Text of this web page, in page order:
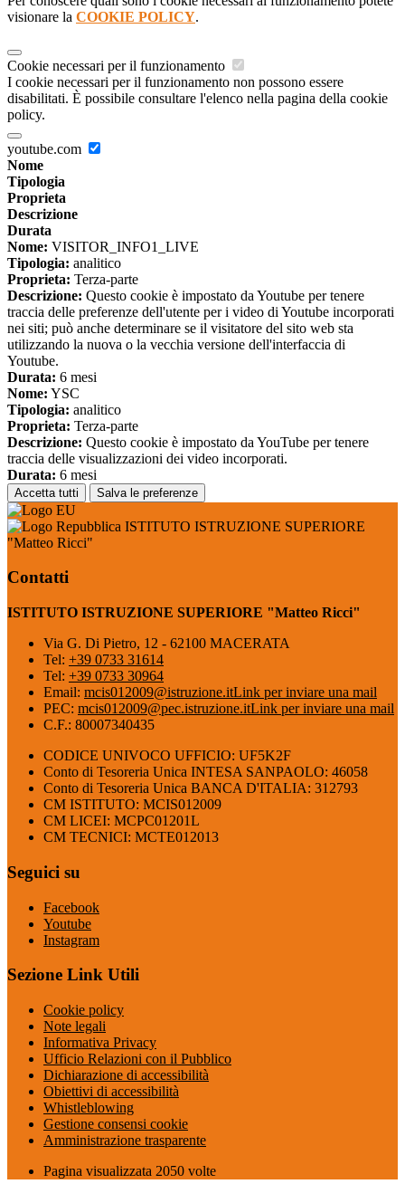
visionare la COOKIE POLICY.
Cookie necessari per il funzionamento
I cookie necessari per il funzionamento non possono essere
disabilitati. È possibile consultare l'elenco nella pagina della cookie
policy.
youtube.com
Nome
Tipologia
Proprieta
Descrizione
Durata
Nome: VISITOR_INFO1_LIVE
Tipologia: analitico
Proprieta: Terza-parte
Descrizione: Questo cookie è impostato da Youtube per tenere
traccia delle preferenze dell'utente per i video di Youtube incorporati
nei siti; può anche determinare se il visitatore del sito web sta
utilizzando la nuova o la vecchia versione dell'interfaccia di
Youtube.
Durata: 6 mesi
Nome: YSC
Tipologia: analitico
Proprieta: Terza-parte
Descrizione: Questo cookie è impostato da YouTube per tenere
traccia delle visualizzazioni dei video incorporati.
Durata: 6 mesi
Accetta tutti Salva le preferenze
ISTITUTO ISTRUZIONE SUPERIORE
"Matteo Ricci"
Contatti
ISTITUTO ISTRUZIONE SUPERIORE "Matteo Ricci"
Via G. Di Pietro, 12 - 62100 MACERATA
Tel: +39 0733 31614
Tel: +39 0733 30964
Email: mcis012009@istruzione.itLink per inviare una mail
PEC: mcis012009@pec.istruzione.itLink per inviare una mail
C.F.: 80007340435
CODICE UNIVOCO UFFICIO: UF5K2F
Conto di Tesoreria Unica INTESA SANPAOLO: 46058
Conto di Tesoreria Unica BANCA D'ITALIA: 312793
CM ISTITUTO: MCIS012009
CM LICEI: MCPC01201L
CM TECNICI: MCTE012013
Seguici su
Facebook
Youtube
Instagram
Sezione Link Utili
Cookie policy
Note legali
Informativa Privacy
Ufficio Relazioni con il Pubblico
Dichiarazione di accessibilità
Obiettivi di accessibilità
Whistleblowing
Gestione consensi cookie
Amministrazione trasparente
Pagina visualizzata 2050 volte